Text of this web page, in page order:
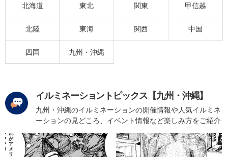
北海道 東北 関東 甲信越
北陸 東海 関西 中国
四国 九州・沖縄
イルミネーショントピックス【九州・沖縄】
九州・沖縄のイルミネーションの開催情報や人気イルミネ
ーションの見どころ、イベント情報など楽しみ方をご紹介